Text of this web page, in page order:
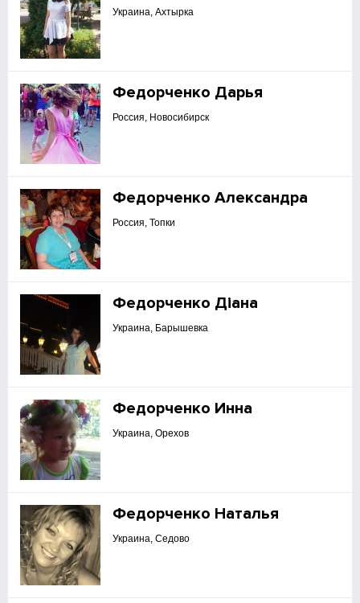
Украина, Ахтырка
Федорченко Дарья
Россия, Новосибирск
Федорченко Александра
Россия, Топки
Федорченко Діана
Украина, Барышевка
Федорченко Инна
Украина, Орехов
Федорченко Наталья
Украина, Седово